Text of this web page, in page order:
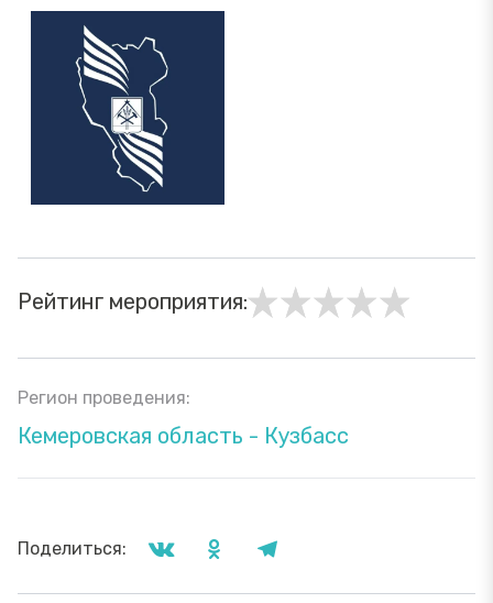
Рейтинг мероприятия:
Регион проведения:
Кемеровская область - Кузбасс
Поделиться: